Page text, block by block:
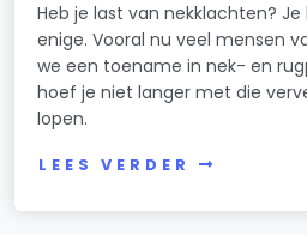
Heb je last van nekklachten?
enige. Vooral nu veel mensen
we een toename in nek- en
hoef je niet langer met die
lopen.
LEES VERDER